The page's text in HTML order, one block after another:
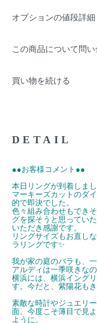
オプションの値段詳細
この商品について問い
買い物を続ける
DETAIL
●●お客様コメント●●
本日リングが到着しまし
マーキーズカットのダ
的で即決でした。
色々組み合わせもでき
グを探そうと思ってい
いただき感謝です。
リングサイズもお直し
ラリングです✨
我が家の庭のバラも、
アルディは一季咲きな
横浜には、横浜イング
す。今だと、紫陽花も
素敵な時計やジュエリ
面、今度こそ薄目で見
ように。